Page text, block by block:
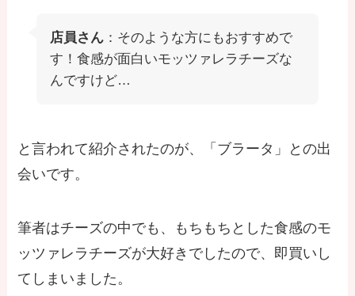
店員さん ：そのような方にもおすすめで
す！食感が面白いモッツァレラチーズな
んですけど…
と言われて紹介されたのが、「ブラータ」との出
会いです。
筆者はチーズの中でも、もちもちとした食感のモ
ッツァレラチーズが大好きでしたので、即買いし
てしまいました。